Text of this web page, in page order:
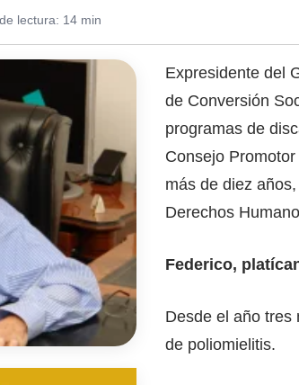
lectura: 14 min
Expresidente del
de Conversión
programas de
Consejo
más de diez
Derechos
Federico,
Desde el año tres
de poliomielitis.